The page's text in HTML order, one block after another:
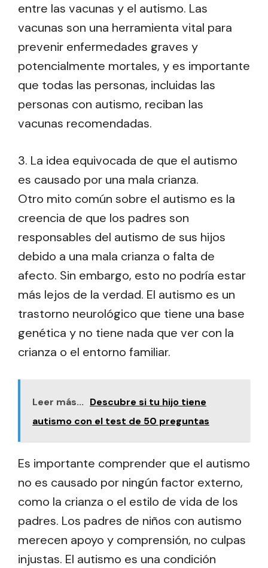
entre las vacunas y el autismo. Las
vacunas son una herramienta vital para
prevenir enfermedades graves y
potencialmente mortales, y es importante
que todas las personas, incluidas las
personas con autismo, reciban las
vacunas recomendadas.
3. La idea equivocada de que el autismo
es causado por una mala crianza.
Otro mito común sobre el autismo es la
creencia de que los padres son
responsables del autismo de sus hijos
debido a una mala crianza o falta de
afecto. Sin embargo, esto no podría estar
más lejos de la verdad. El autismo es un
trastorno neurológico que tiene una base
genética y no tiene nada que ver con la
crianza o el entorno familiar.
Leer más... Descubre si tu hijo tiene
autismo con el test de 50 preguntas
Es importante comprender que el autismo
no es causado por ningún factor externo,
como la crianza o el estilo de vida de los
padres. Los padres de niños con autismo
merecen apoyo y comprensión, no culpas
injustas. El autismo es una condición